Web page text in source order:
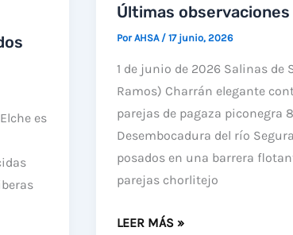
DE
DEGRADACIÓN
POR
LA
PROLIFERACIÓN
DE
CARPA
es
Últimas
PorAHSA / 17 junio, 2026
1 de junio de 2026 Salinas de
Ramos) Charrán elegante
parejas de pagaza piconegra
Desembocadura del río
posados en una barrera
parejas chorlitejo
ÚLTIMAS
LEER MÁS »